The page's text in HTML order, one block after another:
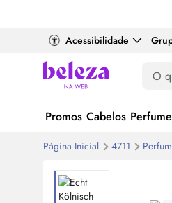
Acessibilidade
Promos Cabelos
Página Inicial 4711